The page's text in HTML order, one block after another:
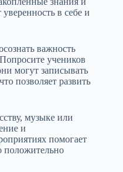
в себе и
важность
учеников
могут записывать
позволяет развить
музыке или
и
помогает
положительно